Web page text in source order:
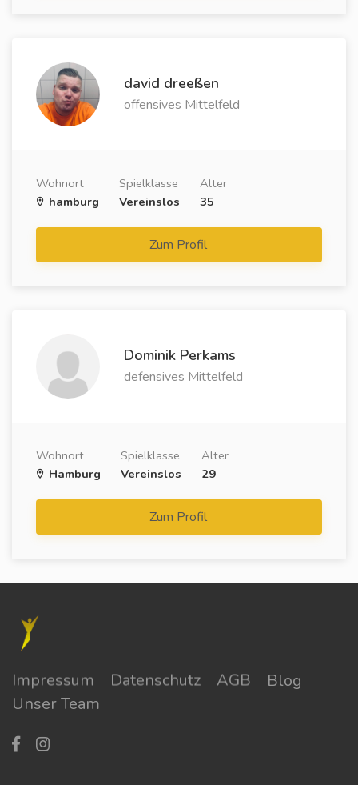
david dreeßen
offensives Mittelfeld
Wohnort
hamburg
Spielklasse
Vereinslos
Alter
35
Zum Profil
Dominik Perkams
defensives Mittelfeld
Wohnort
Hamburg
Spielklasse
Vereinslos
Alter
29
Zum Profil
Impressum Datenschutz AGB
Blog
Unser Team